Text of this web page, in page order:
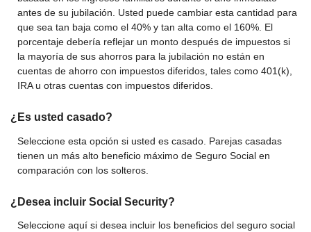
antes de su jubilación. Usted puede cambiar esta cantidad para
que sea tan baja como el 40% y tan alta como el 160%. El
porcentaje debería reflejar un monto después de impuestos si
la mayoría de sus ahorros para la jubilación no están en
cuentas de ahorro con impuestos diferidos, tales como 401(k),
IRA u otras cuentas con impuestos diferidos.
¿Es usted casado?
Seleccione esta opción si usted es casado. Parejas casadas
tienen un más alto beneficio máximo de Seguro Social en
comparación con los solteros.
¿Desea incluir Social Security?
Seleccione aquí si desea incluir los beneficios del seguro social